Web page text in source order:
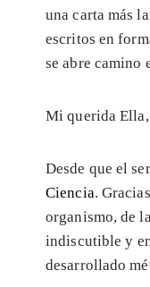
una carta más
escritos en
se abre camino
Mi querida Ella,
Desde que el
Ciencia.
organismo, de
indiscutible y
desarrollado